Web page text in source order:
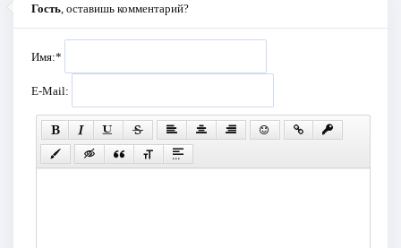
Гость , оставишь комментарий?
Имя:*
E-Mail: